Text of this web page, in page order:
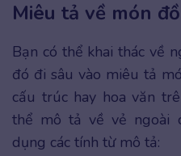
Miêu tả về món đồ
Bạn có thể khai thác về
đó đi sâu vào miêu tả
cấu trúc hay hoa văn
thể mô tả về vẻ ngoài
dụng các tính từ mô tả: